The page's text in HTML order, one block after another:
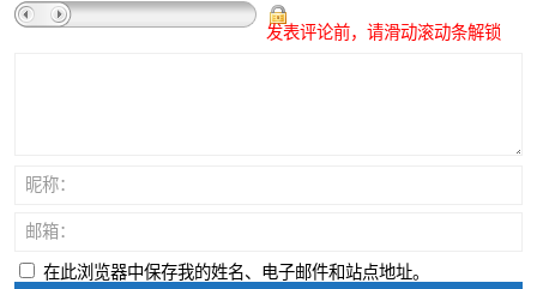
发表评论前，请滑动滚动条解锁
昵称：
邮箱：
在此浏览器中保存我的姓名、电子邮件和站点地址。